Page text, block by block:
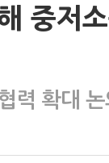
중저
력 확대 논